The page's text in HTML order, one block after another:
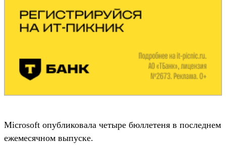
Microsoft опубликовала четыре бюллетеня в последнем
ежемесячном выпуске.